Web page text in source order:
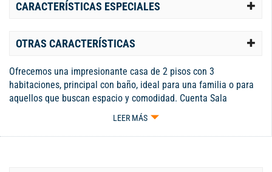
CARACTERÍSTICAS ESPECIALES
OTRAS CARACTERÍSTICAS
Ofrecemos una impresionante casa de 2 pisos con 3
habitaciones, principal con baño, ideal para una familia o para
aquellos que buscan espacio y comodidad. Cuenta Sala
comedor amplia y luminosa, 3 habitaciones principales con
vistas despejadas, cocina moderna y funcional, zona de oficios
LEER MÁS